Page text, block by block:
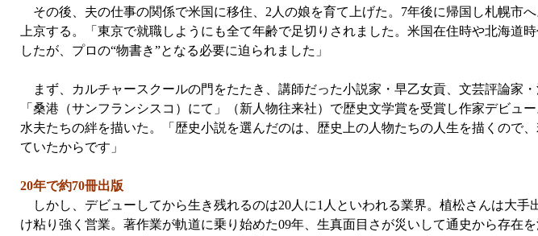
その後、夫の仕事の関係で米国に移住、2人の娘を育て上げた。7年後に帰国し札幌市
上京する。「東京で就職しようにも全て年齢で足切りされました。米国在住時や北海道
したが、プロの“物書き”となる必要に迫られました」
まず、カルチャースクールの門をたたき、講師だった小説家・早乙女貢、文芸評論家
「桑港（サンフランシスコ）にて」（新人物往来社）で歴史文学賞を受賞し作家デビュ
水夫たちの絆を描いた。「歴史小説を選んだのは、歴史上の人物たちの人生を描くので
ていたからです」
20年で約70冊出版
しかし、デビューしてから生き残れるのは20人に1人といわれる業界。植松さんは大
け粘り強く営業。著作業が軌道に乗り始めた09年、生真面目さが災いして通史から存在